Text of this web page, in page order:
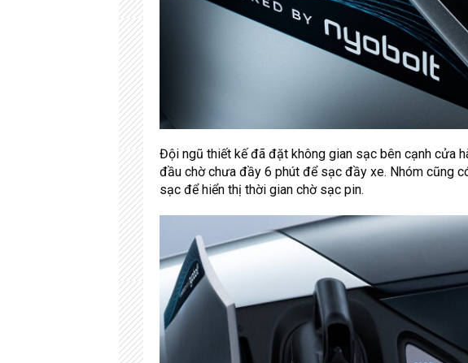
Đội ngũ thiết kế đã đặt không gian sạc bên cạnh cửa
đầu chờ chưa đầy 6 phút để sạc đầy xe. Nhóm cũng
sạc để hiển thị thời gian chờ sạc pin.